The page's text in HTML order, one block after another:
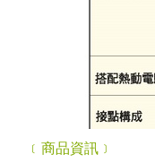
﹝商品資訊﹞